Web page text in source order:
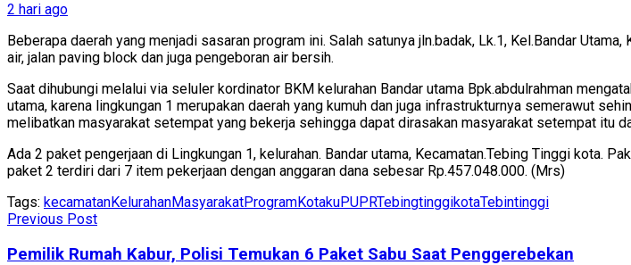
2 hari ago
Beberapa daerah yang menjadi sasaran program ini. Salah satunya jln.badak, Lk.1, Kel.Bandar
air, jalan paving block dan juga pengeboran air bersih.
Saat dihubungi melalui via seluler kordinator BKM kelurahan Bandar utama Bpk.abdulrahman
utama, karena lingkungan 1 merupakan daerah yang kumuh dan juga infrastrukturnya semerawut
melibatkan masyarakat setempat yang bekerja sehingga dapat dirasakan masyarakat setempat itu
Ada 2 paket pengerjaan di Lingkungan 1, kelurahan. Bandar utama, Kecamatan.Tebing Tinggi kota.
paket 2 terdiri dari 7 item pekerjaan dengan anggaran dana sebesar Rp.457.048.000. (Mrs)
Tags: kecamatanKelurahanMasyarakatProgramKotakuPUPRTebingtinggikotaTebintinggi
Previous Post
Pemilik Rumah Kabur, Polisi Temukan 6 Paket Sabu Saat Penggerebekan